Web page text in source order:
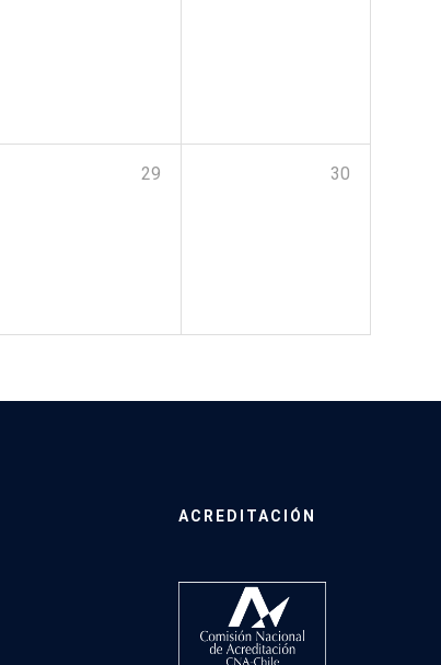
29 30
ACREDITACIÓN